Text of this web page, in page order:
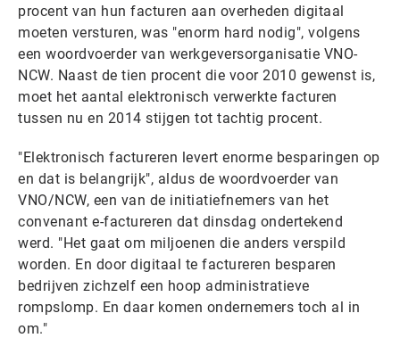
procent van hun facturen aan overheden digitaal
moeten versturen, was "enorm hard nodig", volgens
een woordvoerder van werkgeversorganisatie VNO-
NCW. Naast de tien procent die voor 2010 gewenst is,
moet het aantal elektronisch verwerkte facturen
tussen nu en 2014 stijgen tot tachtig procent.
"Elektronisch factureren levert enorme besparingen op
en dat is belangrijk", aldus de woordvoerder van
VNO/NCW, een van de initiatiefnemers van het
convenant e-factureren dat dinsdag ondertekend
werd. "Het gaat om miljoenen die anders verspild
worden. En door digitaal te factureren besparen
bedrijven zichzelf een hoop administratieve
rompslomp. En daar komen ondernemers toch al in
om."